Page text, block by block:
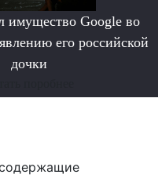
имущество Google во
его российской
дочки